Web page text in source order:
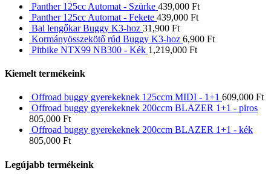
Panther 125cc Automat - Szürke 439,000 Ft
Panther 125cc Automat - Fekete 439,000 Ft
Bal lengőkar Buggy K3-hoz 31,900 Ft
Kormányösszekötő rúd Buggy K3-hoz 6,900 Ft
Pitbike NTX99 NB300 - Kék 1,219,000 Ft
Kiemelt termékeink
Offroad buggy gyerekeknek 125ccm MIDI - 1+1 609,000 Ft
Offroad buggy gyerekeknek 200ccm BLAZER 1+1 - piros
805,000 Ft
Offroad buggy gyerekeknek 200ccm BLAZER 1+1 - kék
805,000 Ft
Legújabb termékeink